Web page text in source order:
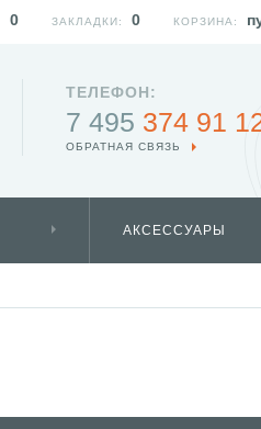
ТЕЛЕФОН:
7 495 374 91
ОБРАТНАЯ СВЯЗЬ
АКСЕССУАРЫ
КОРЗИНА:
ЗАКЛАДКИ: 0
0